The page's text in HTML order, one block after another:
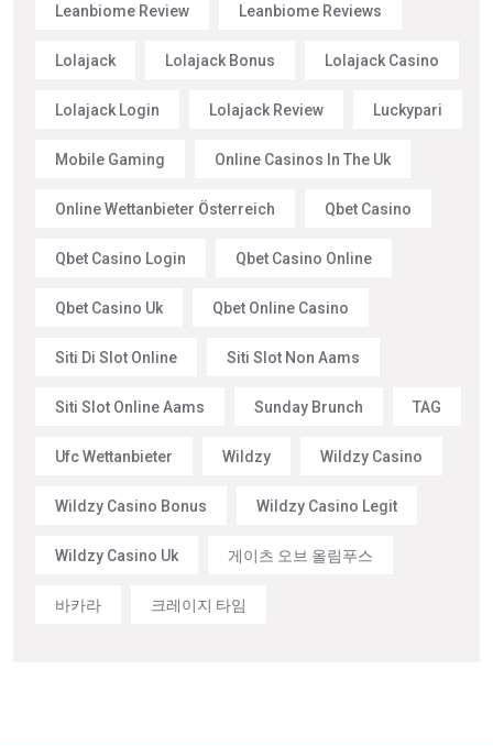
Leanbiome Review Leanbiome Reviews
Lolajack Lolajack Bonus Lolajack Casino
Lolajack Login Lolajack Review Luckypari
Mobile Gaming Online Casinos In The Uk
Online Wettanbieter Österreich Qbet Casino
Qbet Casino Login Qbet Casino Online
Qbet Casino Uk Qbet Online Casino
Siti Di Slot Online Siti Slot Non Aams
Siti Slot Online Aams Sunday Brunch TAG
Ufc Wettanbieter Wildzy Wildzy Casino
Wildzy Casino Bonus Wildzy Casino Legit
Wildzy Casino Uk 게이츠 오브 올림푸스
바카라 크레이지 타임